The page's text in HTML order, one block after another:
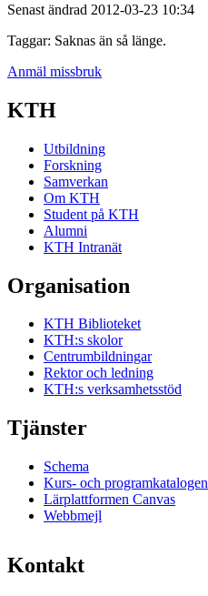
Senast ändrad 2012-03-23 10:34
Taggar: Saknas än så länge.
Anmäl missbruk
KTH
Utbildning
Forskning
Samverkan
Om KTH
Student på KTH
Alumni
KTH Intranät
Organisation
KTH Biblioteket
KTH:s skolor
Centrumbildningar
Rektor och ledning
KTH:s verksamhetsstöd
Tjänster
Schema
Kurs- och programkatalogen
Lärplattformen Canvas
Webbmejl
Kontakt